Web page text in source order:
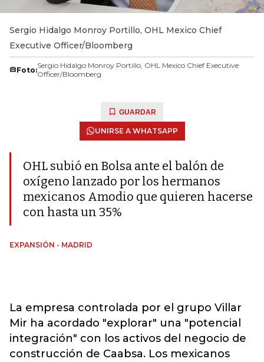
Sergio Hidalgo Monroy Portillo, OHL Mexico Chief
Executive Officer/Bloomberg
Foto:Sergio Hidalgo Monroy Portillo, OHL Mexico Chief Executive
Officer/Bloomberg
GUARDAR
UNIRSE A WHATSAPP
OHL subió en Bolsa ante el balón de
oxígeno lanzado por los hermanos
mexicanos Amodio que quieren hacerse
con hasta un 35%
EXPANSIÓN - MADRID
La empresa controlada por el grupo Villar
Mir ha acordado "explorar" una "potencial
integración" con los activos del negocio de
construcción de Caabsa. Los mexicanos